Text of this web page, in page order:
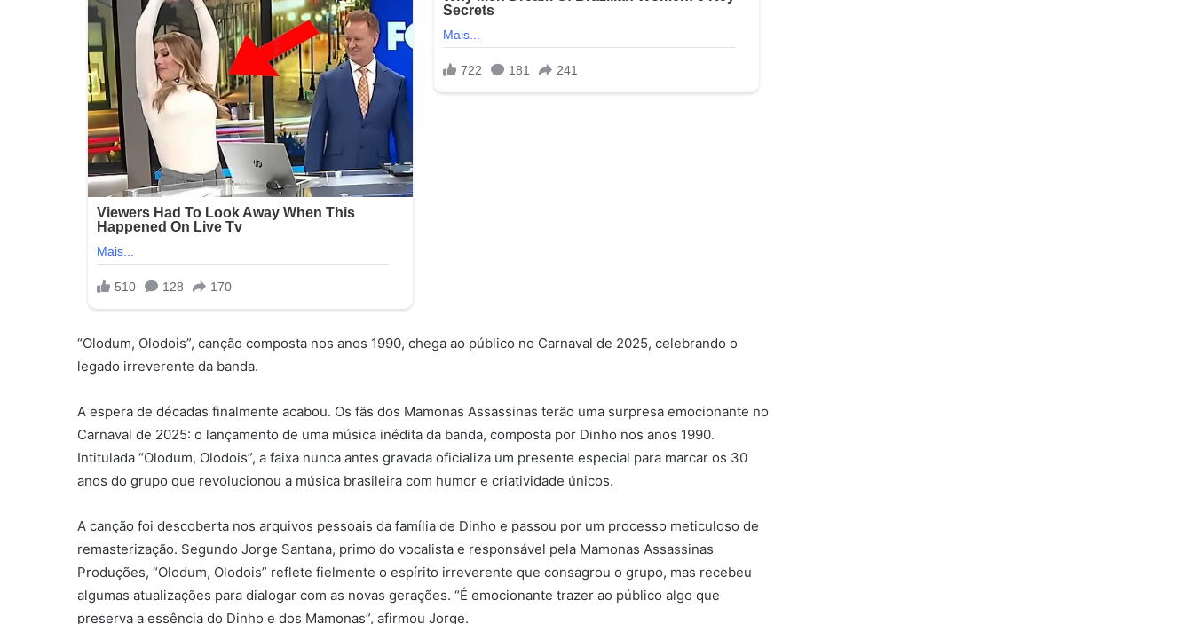
“Olodum, Olodois”, canção composta nos anos 1990, chega ao público no Carnaval de 2025, celebrando o
legado irreverente da banda.
A espera de décadas finalmente acabou. Os fãs dos Mamonas Assassinas terão uma surpresa emocionante no
Carnaval de 2025: o lançamento de uma música inédita da banda, composta por Dinho nos anos 1990.
Intitulada “Olodum, Olodois”, a faixa nunca antes gravada oficializa um presente especial para marcar os 30
anos do grupo que revolucionou a música brasileira com humor e criatividade únicos.
A canção foi descoberta nos arquivos pessoais da família de Dinho e passou por um processo meticuloso de
remasterização. Segundo Jorge Santana, primo do vocalista e responsável pela Mamonas Assassinas
Produções, “Olodum, Olodois” reflete fielmente o espírito irreverente que consagrou o grupo, mas recebeu
algumas atualizações para dialogar com as novas gerações. “É emocionante trazer ao público algo que
preserva a essência do Dinho e dos Mamonas”, afirmou Jorge.